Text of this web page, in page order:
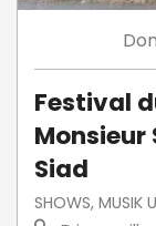
Festival
Monsieur
Siad
SHOWS, MUSIK